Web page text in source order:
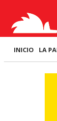
INICIO LA